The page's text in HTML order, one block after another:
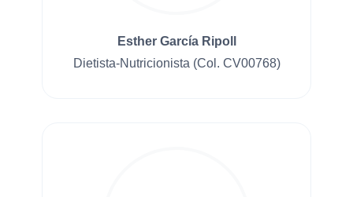
Esther García Ripoll
Dietista-Nutricionista (Col. CV00768)